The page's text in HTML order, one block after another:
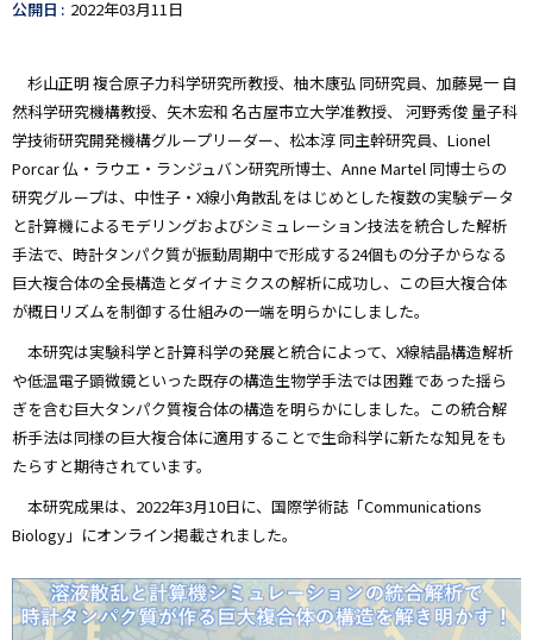
ッ
公開日 2022年03月11日
杉山正明 複合原子力科学研究所教授、柚木康弘 同研究員、加藤晃一 自
然科学研究機構教授、矢木宏和 名古屋市立大学准教授、 河野秀俊 量子科
学技術研究開発機構グループリーダー、松本淳 同主幹研究員、Lionel
Porcar 仏・ラウエ・ランジュバン研究所博士、Anne Martel 同博士らの
研究グループは、中性子・X線小角散乱をはじめとした複数の実験データ
と計算機によるモデリングおよびシミュレーション技法を統合した解析
手法で、時計タンパク質が振動周期中で形成する24個もの分子からなる
巨大複合体の全長構造とダイナミクスの解析に成功し、この巨大複合体
が概日リズムを制御する仕組みの一端を明らかにしました。
本研究は実験科学と計算科学の発展と統合によって、X線結晶構造解析
や低温電子顕微鏡といった既存の構造生物学手法では困難であった揺ら
ぎを含む巨大タンパク質複合体の構造を明らかにしました。この統合解
析手法は同様の巨大複合体に適用することで生命科学に新たな知見をも
たらすと期待されています。
本研究成果は、2022年3月10日に、国際学術誌「Communications
Biology」にオンライン掲載されました。